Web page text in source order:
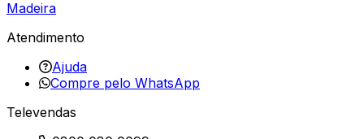
Madeira
Atendimento
Ajuda
Compre pelo WhatsApp
Televendas